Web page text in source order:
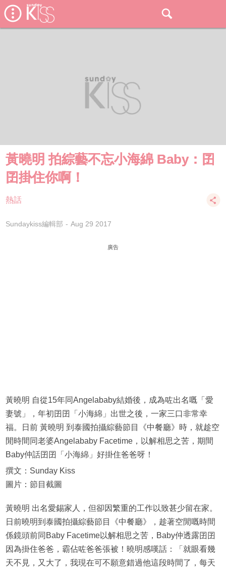
黃曉明 拍綜藝不忘小海綿 Baby：囝
囝掛住你啊！
熱話
Sundaykiss編輯部 Aug 29 2017
廣告
黃曉明 自從15年同Angelababy結婚後，成為咗出名嘅「愛
妻號」，年初囝囝「小海綿」出世之後，一家三口非常幸
福。日前 黃曉明 到泰國拍攝綜藝節目《中餐廳》時，就趁空
閒時間同老婆Angelababy Facetime，以解相思之苦，期間
Baby仲話囝囝「小海綿」好掛住爸爸呀！
撰文：Sunday Kiss
圖片：節目截圖
黃曉明 出名愛錫家人，但卻因繁重的工作以致甚少留在家。
日前曉明到泰國拍攝綜藝節目《中餐廳》，趁著空閒嘅時間
係鏡頭前同Baby Facetime以解相思之苦，Baby仲透露囝囝
因為掛住爸爸，霸佔咗爸爸張被！曉明感嘆話：「就眼看幾
天不見，又大了，我現在可不願意錯過他這段時間了，每天